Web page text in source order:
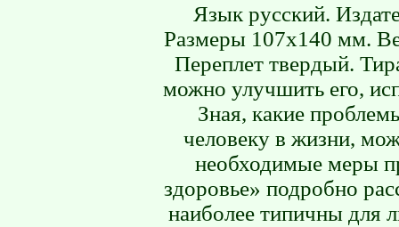
Язык русский.
Размеры 107х140 мм.
Переплет твердый.
можно улучшить его,
Зная, какие
человеку в жизни,
необходимые меры
здоровье» подробно
наиболее типичны для